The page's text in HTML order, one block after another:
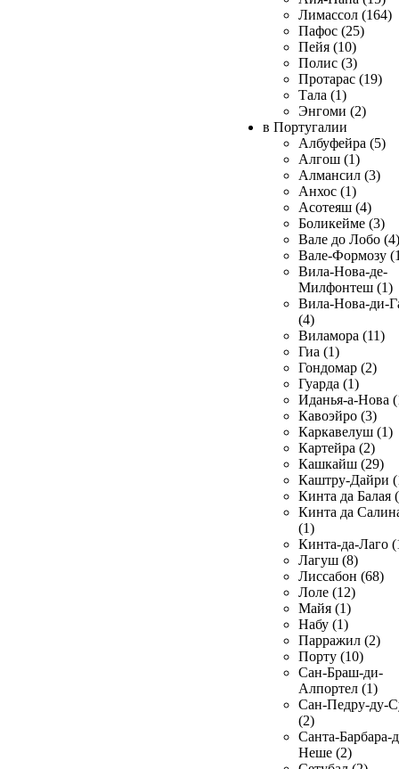
Лимассол (164)
Пафос (25)
Пейя (10)
Полис (3)
Протарас (19)
Тала (1)
Энгоми (2)
в Португалии
Албуфейра (5)
Алгош (1)
Алмансил (3)
Анхос (1)
Асотеяш (4)
Боликейме (3)
Вале до Лобо (4)
Вале-Формозу
Вила-Нова-де-
Милфонтеш (1)
Вила-Нова-ди-
(4)
Виламора (11)
Гиа (1)
Гондомар (2)
Гуарда (1)
Иданья-а-Нова
Кавоэйро (3)
Каркавелуш (1)
Картейра (2)
Кашкайш (29)
Каштру-Дайри
Кинта да Балая
Кинта да
(1)
Кинта-да-Лаго
Лагуш (8)
Лиссабон (68)
Лоле (12)
Майя (1)
Набу (1)
Парражил (2)
Порту (10)
Сан-Браш-ди-
Алпортел (1)
Сан-Педру-ду-
(2)
Санта-Барбара-
Неше (2)